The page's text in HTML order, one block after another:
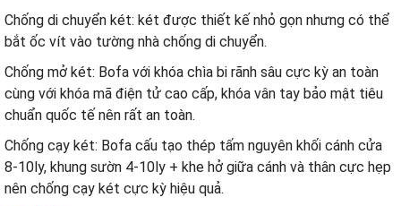
Chống di chuyển két: két được thiết kế nhỏ gọn nhưng có thể
bắt ốc vít vào tường nhà chống di chuyển.
Chống mở két: Bofa với khóa chìa bi rãnh sâu cực kỳ an toàn
cùng với khóa mã điện tử cao cấp, khóa vân tay bảo mật tiêu
chuẩn quốc tế nên rất an toàn.
Chống cạy két: Bofa cấu tạo thép tấm nguyên khối cánh cửa
8-10ly, khung sườn 4-10ly + khe hở giữa cánh và thân cực hẹp
nên chống cạy két cực kỳ hiệu quả.